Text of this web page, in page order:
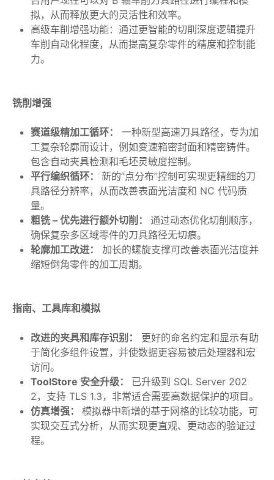
拟，从而释放更大的灵活性和效率。
高级车削增强功能：通过更智能的切削深度逻辑提升
车削自动化程度，从而提高复杂零件的精度和控制能
力。
铣削增强
赛道级精加工循环：
一种新型高速刀具路径，专为加
工复杂轮廓而设计，例如变速箱密封面和精密铸件。
包含自动夹具检测和毛坯灵敏度控制。
平行编织循环： 新的“点分布”控制可实现更精细的刀
具路径分辨率，从而改善表面光洁度和 NC 代码质
量。
粗铣 – 优先进行额外切削： 通过动态优化切削顺序，
确保复杂多区域零件的刀具路径无切痕。
轮廓加工改进：
加长的螺旋支撑可改善表面光洁度并
缩短倒角零件的加工周期。
指南、工具库和模拟
改进的夹具和库存识别：
更好的命名约定和显示有助
于简化多组件设置，并使数据更容易被后处理器和宏
访问。
ToolStore 安全升级： 已升级到 SQL Server 202
2，支持 TLS 1.3，非常适合需要高数据保护的项目。
仿真增强： 模拟器中新增的基于网格的比较功能，可
实现交互式分析，从而实现更直观、更动态的验证过
程。